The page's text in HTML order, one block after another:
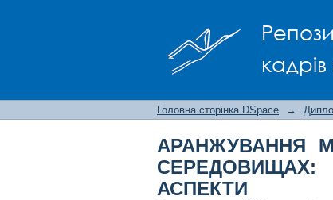
КОМПОЗИЦІЙНО-
Головна сторінка DSpace →
АРАНЖУВАННЯ
СЕРЕДОВИЩАХ:
АСПЕКТИ